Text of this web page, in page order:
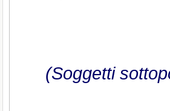
(Soggetti